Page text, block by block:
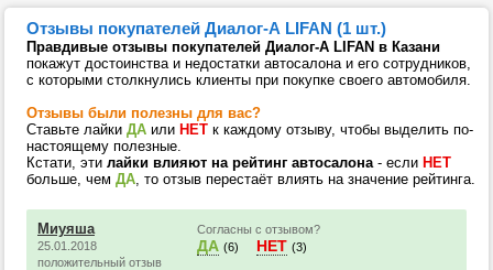
Отзывы покупателей Диалог-А LIFAN (1 шт.)
Правдивые отзывы покупателей Диалог-А LIFAN в Казани
покажут достоинства и недостатки автосалона и его сотрудников,
с которыми столкнулись клиенты при покупке своего автомобиля.
Отзывы были полезны для вас?
Ставьте лайки ДА или НЕТ к каждому отзыву, чтобы выделить по-
настоящему полезные.
Кстати, эти лайки влияют на рейтинг автосалона- если НЕТ
больше, чем ДА, то отзыв перестаёт влиять на значение рейтинга.
Миуяша
25.01.2018
положительный отзыв
Согласны с отзывом?
ДА (6) НЕТ (3)